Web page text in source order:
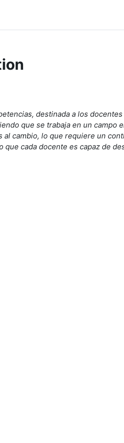
destinada a los
que se trabaja en un
cambio, lo que requiere un
cada docente es capaz de